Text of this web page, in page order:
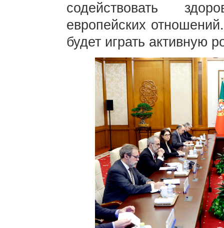
содействовать
европейских
будет играть активную